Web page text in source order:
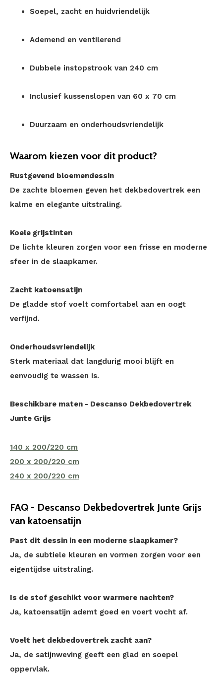
Soepel, zacht en huidvriendelijk
Ademend en ventilerend
Dubbele instopstrook van 240 cm
Inclusief kussenslopen van 60 x 70 cm
Duurzaam en onderhoudsvriendelijk
Waarom kiezen voor dit product?
Rustgevend bloemendessin
De zachte bloemen geven het dekbedovertrek een
kalme en elegante uitstraling.
Koele grijstinten
De lichte kleuren zorgen voor een frisse en moderne
sfeer in de slaapkamer.
Zacht katoensatijn
De gladde stof voelt comfortabel aan en oogt
verfijnd.
Onderhoudsvriendelijk
Sterk materiaal dat langdurig mooi blijft en
eenvoudig te wassen is.
Beschikbare maten - Descanso Dekbedovertrek
Junte Grijs
140 x 200/220 cm
200 x 200/220 cm
240 x 200/220 cm
FAQ - Descanso Dekbedovertrek Junte Grijs
van katoensatijn
Past dit dessin in een moderne slaapkamer?
Ja, de subtiele kleuren en vormen zorgen voor een
eigentijdse uitstraling.
Is de stof geschikt voor warmere nachten?
Ja, katoensatijn ademt goed en voert vocht af.
Voelt het dekbedovertrek zacht aan?
Ja, de satijnweving geeft een glad en soepel
oppervlak.